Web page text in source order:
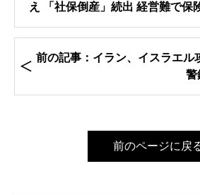
え 「社保倒産」続出 経営難で保
前の記事：イラン、イスラエル
前のページに戻